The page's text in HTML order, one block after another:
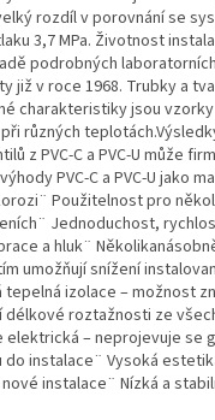
rozdíl v porovnání se
3,7 MPa. Životnost
podrobných
v roce 1968. Trubky a
jsou vzorky
různých
z PVC-C a PVC-U může
PVC-C a PVC-U jako
Použitelnost pro
Jednoduchost,
a hluk¨
umožňují snížení
izolace – možnost
roztažnosti ze
– neprojevuje
instalace¨ Vysoká
instalace¨ Nízká a